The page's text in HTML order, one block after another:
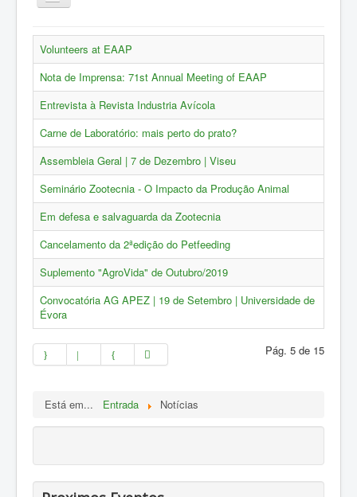
Navigation
APEZ
A Zootecnia
Notícias
Eventos
ZOOTEC
RPZ
Contactos
Sócios
Volunteers at EAAP
Nota de Imprensa: 71st Annual Meeting of EAAP
Entrevista à Revista Industria Avícola
Carne de Laboratório: mais perto do prato?
Assembleia Geral | 7 de Dezembro | Viseu
Seminário Zootecnia - O Impacto da Produção Animal
Em defesa e salvaguarda da Zootecnia
Cancelamento da 2ªedição do Petfeeding
Suplemento "AgroVida" de Outubro/2019
Convocatória AG APEZ | 19 de Setembro | Universidade de
Évora
Pág. 5 de 15
Está em... Entrada Notícias